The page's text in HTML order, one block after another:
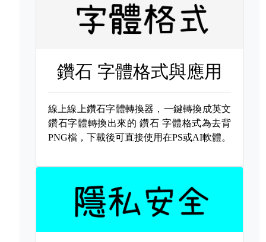
鑽石 字體格式與應用
線上線上鑽石字體轉換器，一鍵轉換成英文
鑽石字體轉換出來的鑽石 字體格式為去背
PNG檔，下載後可直接使用在PS或AI軟體。